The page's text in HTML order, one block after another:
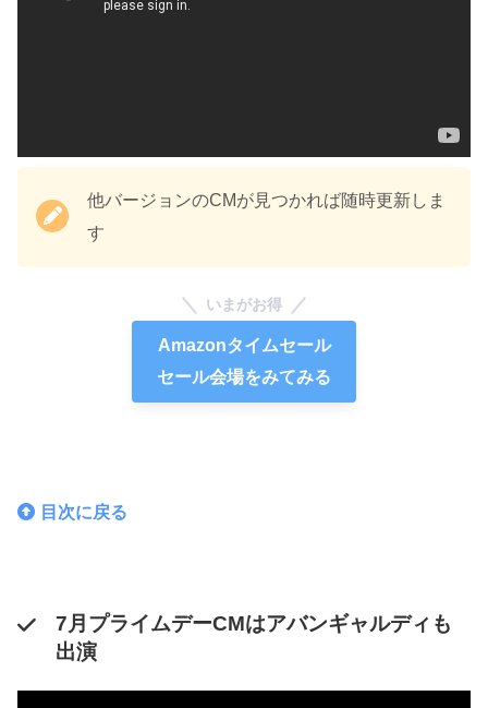
他バージョンのCMが見つかれば随時更新しま
す
いまがお得
Amazonタイムセール
セール会場をみてみる
目次に戻る
7月プライムデーCMはアバンギャルディも
出演